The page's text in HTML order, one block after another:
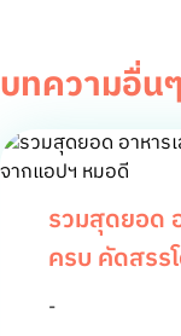
บทความอื่น
รวมสุดยอด
ครบ คัดสรร
-